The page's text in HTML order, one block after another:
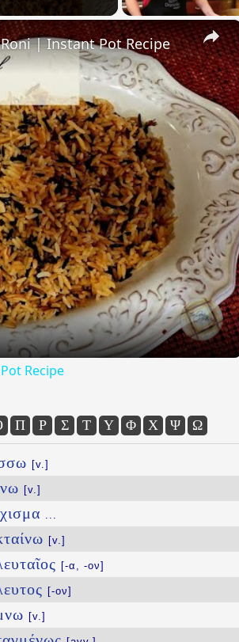
×
| Instant Pot Recipe
Recipe
Π Ρ Σ Τ Υ Φ Χ Ψ Ω
[v.]
[v.]
[v.]
[-α, -ον]
[-ον]
[v.]